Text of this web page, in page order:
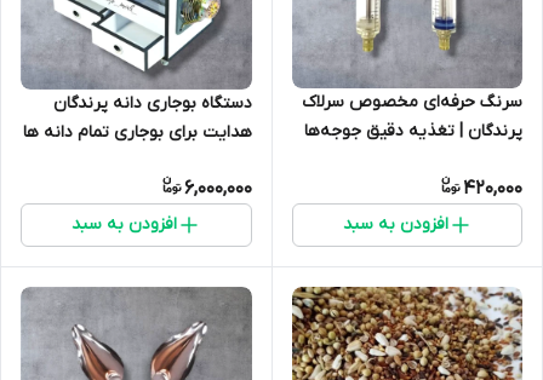
سرنگ حرفه‌ای مخصوص سرلاک
پرندگان | تغذیه دقیق جوجه‌ها
420,000
افزودن به سبد
دستگاه بوجاری دانه پرندگان
هدایت برای بوجاری تمام دانه ها
6,000,000
افزودن به سبد